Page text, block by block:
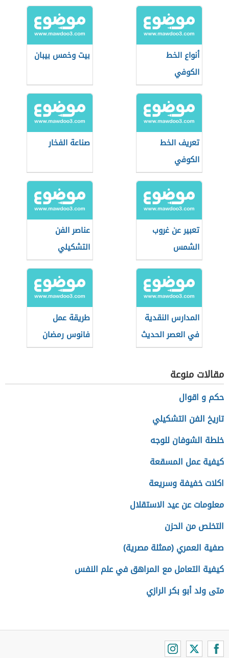
أنواع الخط
الكوفي
بيت وخمس بيبان
تعريف الخط
الكوفي
صناعة الفخار
تعبير عن غروب
الشمس
عناصر الفن
التشكيلي
المدارس النقدية
في العصر الحديث
طريقة عمل
فانوس رمضان
بالزجاج البلاستيك
مقالات منوعة
حكم و اقوال
تاريخ الفن التشكيلي
خلطة الشوفان للوجه
كيفية عمل المسقعة
اكلات خفيفة وسريعة
معلومات عن عيد الاستقلال
التخلص من الحزن
صفية العمري (ممثلة مصرية)
كيفية التعامل مع المراهق في علم النفس
متى ولد أبو بكر الرازي